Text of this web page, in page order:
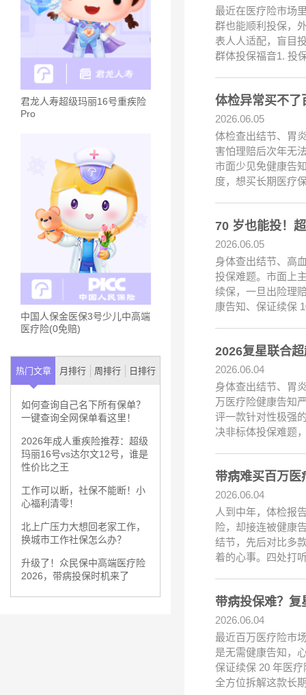
君龙人寿超级玛丽16号重疾险
Pro
中国人保金医保3号少儿中高端
医疗险(0免赔)
热门文章 月排行 周排行 日排行
如何查询自己名下所有保单？
一键查询全网保单看这里！
2026年成人重疾险推荐：超级
玛丽16号vs达尔文12号，谁是
性价比之王
工作可以断，社保不能断！小
心福利清零！
北上广压力大想回老家工作，
换城市工作社保怎么办？
升级了！众民保中高端医疗险
2026，带病投保时机来了
最近在医疗险市场
群也能顺利投保，
表人人适配，盲目
群体投保福音1. 投
体检异常买不了
2026.06.05
体检查出结节、胃
害怕理赔后次年无
市面少见免健康告
度，想买长期医疗
70 岁也能投！
2026.06.05
身体查出结节、高
投保难题。市面上
续保，一旦出险理
康告知、保证续保
2026复星联合
2026.06.04
身体查出结节、胃
万医疗险健康告知
评一款针对性极强
决非标体投保难题
带病难买百万医
2026.06.04
人到中年，体检报
险，却接连被健康
结节，先后对比多
着的心事。四处打
带病投保难？复
2026.06.04
最近百万医疗险市
是无需健康告知，
保证续保 20 年医
全方位拆解这款长